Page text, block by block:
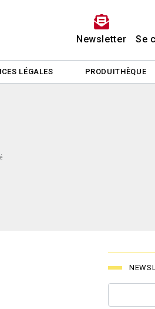
Newsletter Se
LÉGALES PRODUITHÈQUE